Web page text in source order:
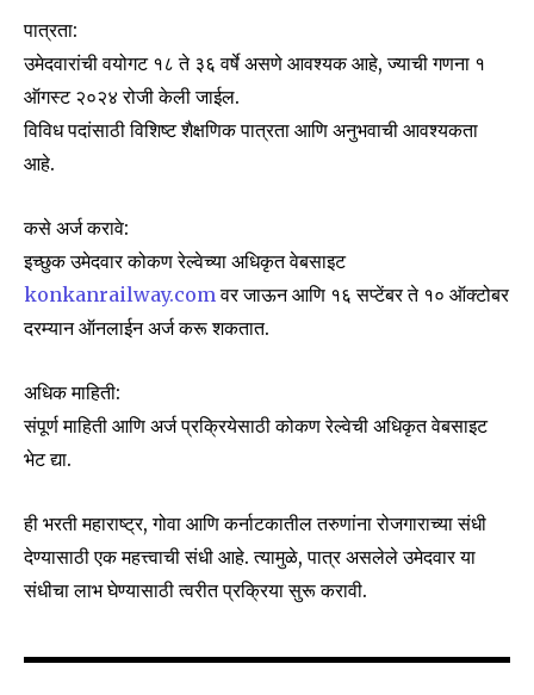
Join our community of
SUBSCRIBERS and be part of the
To subscribe, simply enter your email address on our website
or click the subscribe button below. Don't worry, we respect
your privacy and won't spam your inbox. Your information is
पात्रता:
उमेदवारांची वयोगट १८ ते ३६ वर्षे असणे आवश्यक आहे, ज्याची गणना १
ऑगस्ट २०२४ रोजी केली जाईल.
विविध पदांसाठी विशिष्ट शैक्षणिक पात्रता आणि अनुभवाची आवश्यकता
आहे.
कसे अर्ज करावे:
इच्छुक उमेदवार कोकण रेल्वेच्या अधिकृत वेबसाइट
konkanrailway.comवर जाऊन आणि १६ सप्टेंबर ते १० ऑक्टोबर
दरम्यान ऑनलाईन अर्ज करू शकतात.
अधिक माहिती:
संपूर्ण माहिती आणि अर्ज प्रक्रियेसाठी कोकण रेल्वेची अधिकृत वेबसाइट
भेट द्या.
ही भरती महाराष्ट्र, गोवा आणि कर्नाटकातील तरुणांना रोजगाराच्या संधी
देण्यासाठी एक महत्त्वाची संधी आहे. त्यामुळे, पात्र असलेले उमेदवार या
संधीचा लाभ घेण्यासाठी त्वरीत प्रक्रिया सुरू करावी.